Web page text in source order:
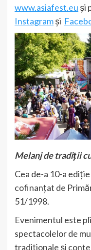
www.asiafest.eu și
Instagramși
Melanj de tradiții
Cea de-a 10-a
cofinanțat de
51/1998.
Evenimentul este
spectacolelor de
tradiționale și